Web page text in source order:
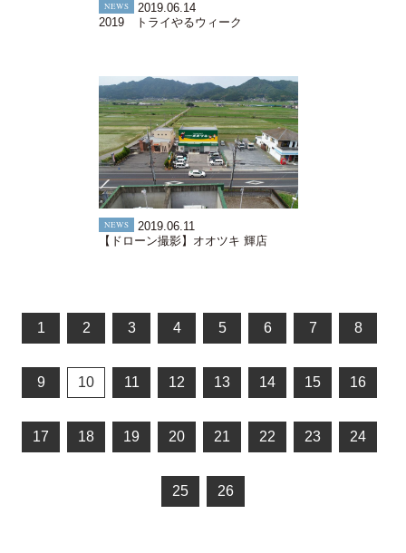
NEWS
2019.06.14
2019 トライやるウィーク
NEWS
2019.06.11
【ドローン撮影】オオツキ 輝店
1 2 3 4 5 6 7 8
9 10 11 12 13 14 15 16
17 18 19 20 21 22 23 24
25 26